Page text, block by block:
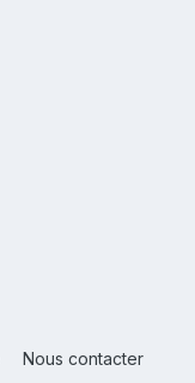
Nous contacter